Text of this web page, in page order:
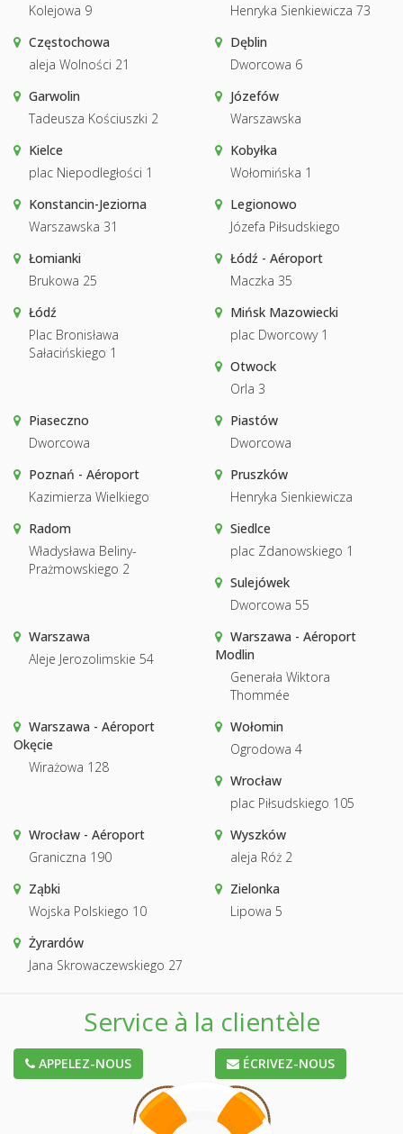
Kolejowa 9
Henryka Sienkiewicza 73
Częstochowa
aleja Wolności 21
Dęblin
Dworcowa 6
Garwolin
Tadeusza Kościuszki 2
Józefów
Warszawska
Kielce
plac Niepodległości 1
Kobyłka
Wołomińska 1
Konstancin-Jeziorna
Warszawska 31
Legionowo
Józefa Piłsudskiego
Łomianki
Brukowa 25
Łódź - Aéroport
Maczka 35
Łódź
Plac Bronisława
Sałacińskiego 1
Mińsk Mazowiecki
plac Dworcowy 1
Otwock
Orla 3
Piaseczno
Dworcowa
Piastów
Dworcowa
Poznań - Aéroport
Kazimierza Wielkiego
Pruszków
Henryka Sienkiewicza
Radom
Władysława Beliny-
Prażmowskiego 2
Siedlce
plac Zdanowskiego 1
Sulejówek
Dworcowa 55
Warszawa
Aleje Jerozolimskie 54
Warszawa - Aéroport
Modlin
Generała Wiktora
Thommée
Warszawa - Aéroport
Okęcie
Wirażowa 128
Wołomin
Ogrodowa 4
Wrocław
plac Piłsudskiego 105
Wrocław - Aéroport
Graniczna 190
Wyszków
aleja Róż 2
Ząbki
Wojska Polskiego 10
Zielonka
Lipowa 5
Żyrardów
Jana Skrowaczewskiego 27
Service à la clientèle
APPELEZ-NOUS ÉCRIVEZ-NOUS